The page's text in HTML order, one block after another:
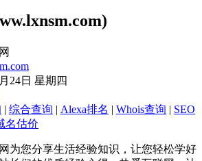
24日 星期四
| 综合查询 | Alexa排名 | Whois查询 | SEO
名估价
为您分享生活经验知识，让您轻松学好